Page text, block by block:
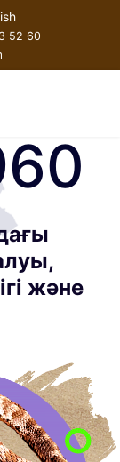
52 60
және